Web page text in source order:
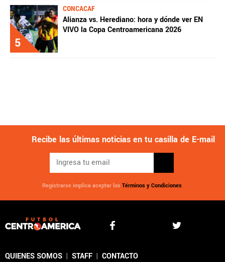
5
CONCACAF
Alianza vs. Herediano: hora y dónde ver EN
VIVO la Copa Centroamericana 2026
Recibe las últimas noticias en tu casilla de E-mail
Registrarse implica aceptar los Términos y Condiciones
QUIENES SOMOS | STAFF | CONTACTO